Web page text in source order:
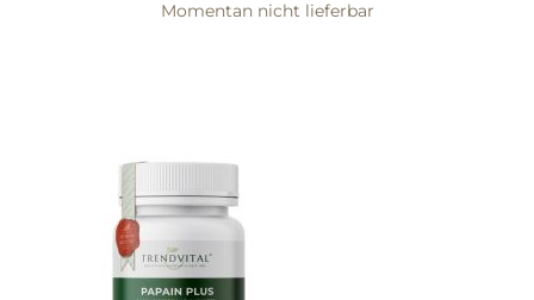
Momentan nicht lieferbar